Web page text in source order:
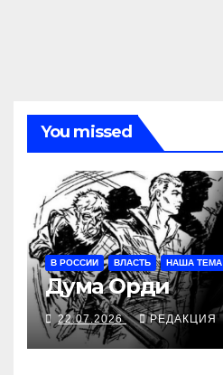
You missed
В РОССИИ ВЛАСТЬ НАША ТЕМА
Дума Орди
22.07.2026 РЕДАКЦИЯ